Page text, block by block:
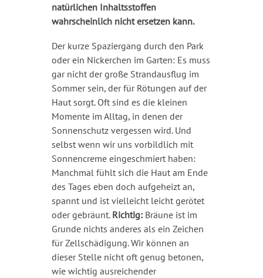
natürlichen Inhaltsstoffen
wahrscheinlich nicht ersetzen kann.
Der kurze Spaziergang durch den Park
oder ein Nickerchen im Garten: Es muss
gar nicht der große Strandausflug im
Sommer sein, der für Rötungen auf der
Haut sorgt. Oft sind es die kleinen
Momente im Alltag, in denen der
Sonnenschutz vergessen wird. Und
selbst wenn wir uns vorbildlich mit
Sonnencreme eingeschmiert haben:
Manchmal fühlt sich die Haut am Ende
des Tages eben doch aufgeheizt an,
spannt und ist vielleicht leicht gerötet
oder gebräunt. Richtig:Bräune ist im
Grunde nichts anderes als ein Zeichen
für Zellschädigung. Wir können an
dieser Stelle nicht oft genug betonen,
wie wichtig ausreichender